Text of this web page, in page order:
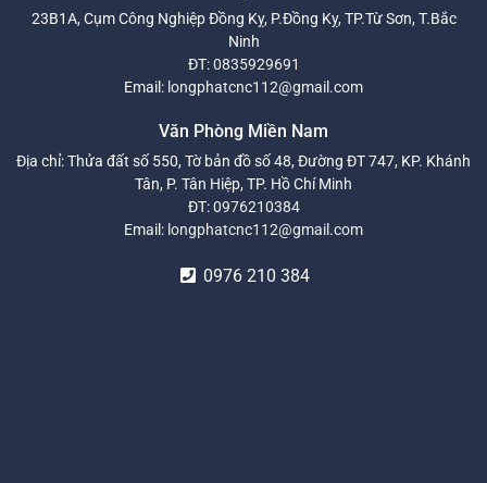
23B1A, Cụm Công Nghiệp Đồng Kỵ, P.Đồng Kỵ, TP.Từ Sơn, T.Bắc
Ninh
ĐT:0835929691
Email: longphatcnc112@gmail.com
Văn Phòng Miền Nam
Địa chỉ: Thửa đất số 550, Tờ bản đồ số 48, Đường ĐT 747, KP. Khánh
Tân, P. Tân Hiệp, TP. Hồ Chí Minh
ĐT:0976210384
Email: longphatcnc112@gmail.com
0976 210 384